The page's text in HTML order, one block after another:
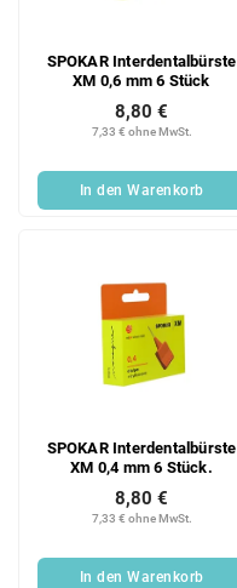
SPOKAR Interdentalbürste
XM 0,6 mm 6 Stück
7,33 € ohne MwSt.
8,80 €
In den Warenkorb
SPOKAR Interdentalbürste
XM 0,4 mm 6 Stück.
7,33 € ohne MwSt.
8,80 €
In den Warenkorb